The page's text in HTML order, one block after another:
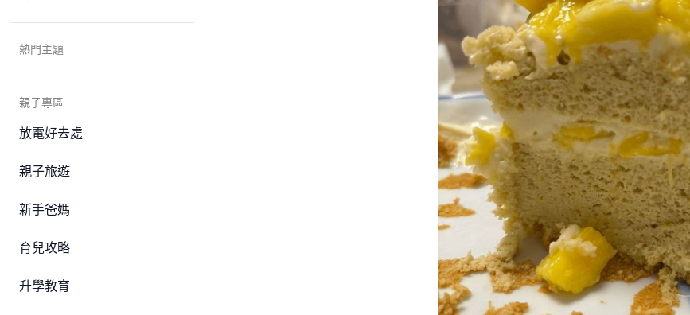
熱門主題
親子專區
放電好去處
親子旅遊
新手爸媽
育兒攻略
升學教育